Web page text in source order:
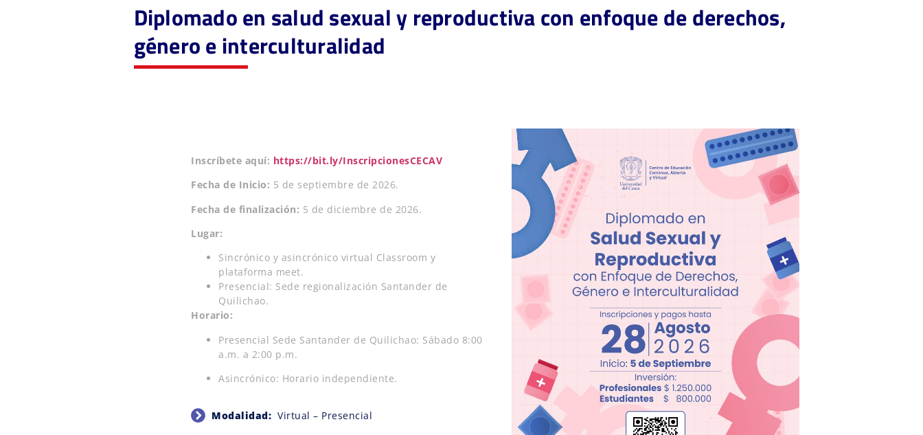
Diplomado en salud sexual y reproductiva con enfoque de derechos,
género e interculturalidad
Inscríbete aquí: https://bit.ly/InscripcionesCECAV
Fecha de Inicio: 5 de septiembre de 2026.
Fecha de finalización: 5 de diciembre de 2026.
Lugar:
Sincrónico y asincrónico virtual Classroom y
plataforma meet.
Presencial: Sede regionalización Santander de
Quilichao.
Horario:
Presencial Sede Santander de Quilichao: Sábado 8:00
a.m. a 2:00 p.m.
Asincrónico: Horario independiente.
Modalidad: Virtual – Presencial